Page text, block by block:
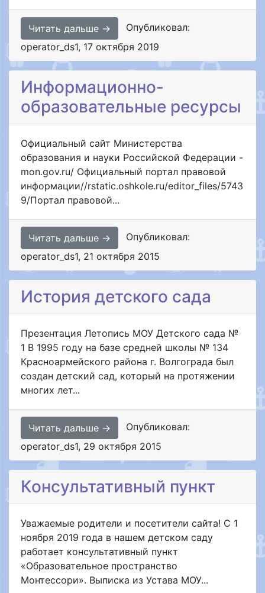
Читать дальше →
Опубликовал:
operator_ds1, 17 октября 2019
Информационно-
образовательные ресурсы
Официальный сайт Министерства
образования и науки Российской Федерации -
mon.gov.ru/ Официальный портал правовой
информации//rstatic.oshkole.ru/editor_files/5743
9/Портал правовой...
Читать дальше →
Опубликовал:
operator_ds1, 21 октября 2015
История детского сада
Презентация Летопись МОУ Детского сада №
1 В 1995 году на базе средней школы № 134
Красноармейского района г. Волгограда был
создан детский сад, который на протяжении
многих лет...
Читать дальше →
Опубликовал:
operator_ds1, 29 октября 2015
Консультативный пункт
Уважаемые родители и посетители сайта! С 1
ноября 2019 года в нашем детском саду
работает консультативный пункт
«Образовательное пространство
Монтессори». Выписка из Устава МОУ...